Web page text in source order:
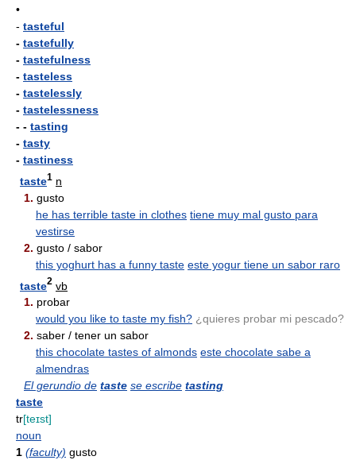
•
- tasteful
- tastefully
- tastefulness
- tasteless
- tastelessly
- tastelessness
- - tasting
- tasty
- tastiness
taste1 n
1. gusto
he has terrible taste in clothes tiene muy mal gusto para
vestirse
2. gusto / sabor
this yoghurt has a funny taste este yogur tiene un sabor raro
taste2 vb
1. probar
would you like to taste my fish? ¿quieres probar mi pescado?
2. saber / tener un sabor
this chocolate tastes of almonds este chocolate sabe a
almendras
El gerundio de taste se escribe tasting
taste
tr[teɪst]
noun
1 (faculty) gusto